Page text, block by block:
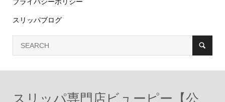
スリッパブログ
スリッパ専門店ビューピー【公